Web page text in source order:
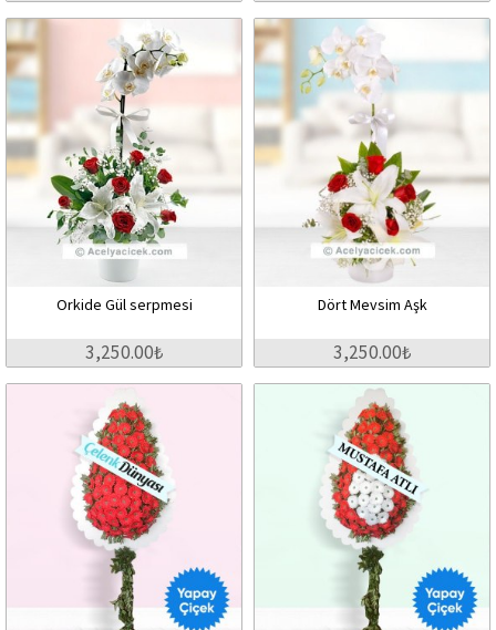
Orkide Gül serpmesi
3,250.00₺
Dört Mevsim Aşk
3,250.00₺